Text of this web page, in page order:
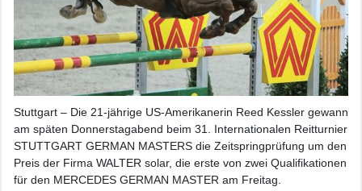
Stuttgart – Die 21-jährige US-Amerikanerin Reed Kessler gewann
am späten Donnerstagabend beim 31. Internationalen Reitturnier
STUTTGART GERMAN MASTERS die Zeitspringprüfung um den
Preis der Firma WALTER solar, die erste von zwei Qualifikationen
für den MERCEDES GERMAN MASTER am Freitag.